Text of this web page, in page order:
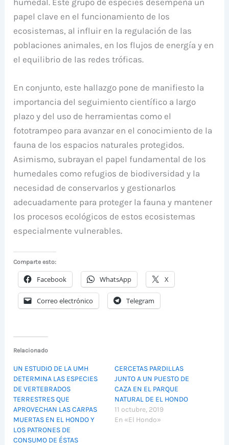
humedal. Este grupo de especies desempeña un
papel clave en el funcionamiento de los
ecosistemas, al influir en la regulación de las
poblaciones animales, en los flujos de energía y en
el equilibrio de las redes tróficas.
En conjunto, este hallazgo pone de manifiesto la
importancia del seguimiento científico a largo
plazo y del uso de herramientas como el
fototrampeo para avanzar en el conocimiento de la
fauna de los espacios naturales protegidos.
Asimismo, subrayan el papel fundamental de los
humedales como refugios de biodiversidad y la
necesidad de conservarlos y gestionarlos
adecuadamente para proteger la fauna y mantener
los procesos ecológicos de estos ecosistemas
especialmente vulnerables.
Comparte esto:
Facebook WhatsApp X
Correo electrónico Telegram
Relacionado
UN ESTUDIO DE LA UMH
DETERMINA LAS ESPECIES
DE VERTEBRADOS
TERRESTRES QUE
APROVECHAN LAS CARPAS
MUERTAS EN EL HONDO Y
LOS PATRONES DE
CONSUMO DE ÉSTAS
CERCETAS PARDILLAS
JUNTO A UN PUESTO DE
CAZA EN EL PARQUE
NATURAL DE EL HONDO
11 octubre, 2019
En «El Hondo»